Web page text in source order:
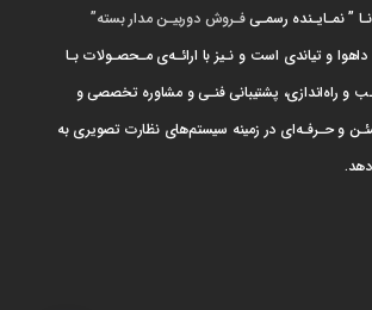
” نمـایـنده رسمـیفـروش دوربیـن مدار بسته”
و تیاندی است و نـیز با ارائـه‌ی مـحصـولات بـا
و راه‌اندازی، پشتیبانی فنـی و مشاوره تخصصی و
و حـرفـه‌ای در زمینه سیستم‌های نظارت تصویری به